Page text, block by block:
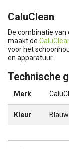
CaluClean
De combinatie
maakt de
voor het
en apparatuur.
Technische
Merk
Kleur Blauw